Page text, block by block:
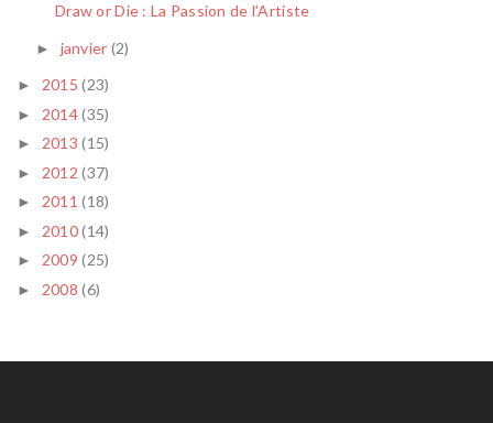
Draw or Die : La Passion de l'Artiste
► janvier (2)
► 2015 (23)
► 2014(35)
► 2013 (15)
► 2012 (37)
► 2011 (18)
► 2010(14)
► 2009 (25)
► 2008 (6)